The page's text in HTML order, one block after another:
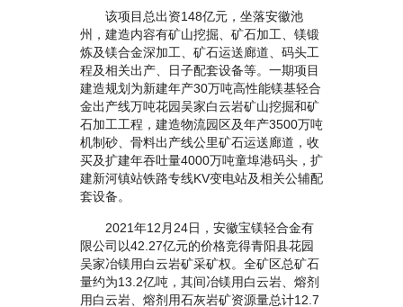
该项目总出资148亿元，坐落安徽池
州，建造内容有矿山挖掘、矿石加工、镁锻
炼及镁合金深加工、矿石运送廊道、码头工
程及相关出产、日子配套设备等。一期项目
建造规划为新建年产30万吨高性能镁基轻合
金出产线万吨花园吴家白云岩矿山挖掘和矿
石加工工程，建造物流园区及年产3500万吨
机制砂、骨料出产线公里矿石运送廊道，收
买及扩建年吞吐量4000万吨童埠港码头，扩
建新河镇站铁路专线KV变电站及相关公辅配
套设备。
2021年12月24日，安徽宝镁轻合金有
限公司以42.27亿元的价格竞得青阳县花园
吴家冶镁用白云岩矿采矿权。全矿区总矿石
量约为13.2亿吨，其间冶镁用白云岩、熔剂
用白云岩、熔剂用石灰岩矿资源量总计12.7